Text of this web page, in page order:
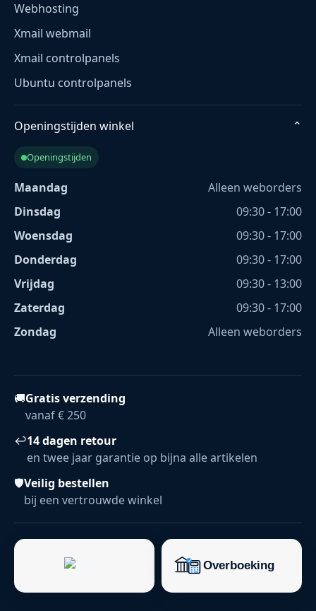
Webhosting
Xmail webmail
Xmail controlpanels
Ubuntu controlpanels
Openingstijden winkel ⌄
Openingstijden
Maandag
Alleen weborders
Dinsdag
09:30 - 17:00
Woensdag
09:30 - 17:00
Donderdag
09:30 - 17:00
Vrijdag
09:30 - 13:00
Zaterdag
09:30 - 17:00
Zondag
Alleen weborders
🚚Gratis verzending
vanaf € 250
↩14 dagen retour
en twee jaar garantie op bijna alle artikelen
🛡Veilig bestellen
bij een vertrouwde winkel